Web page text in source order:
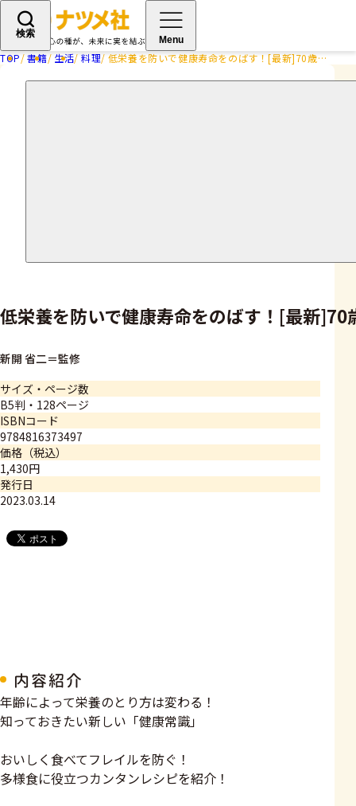
検索
Menu
TOP 書籍 生活 料理 低栄養を防いで健康寿命をのばす！[最新]70歳からの栄養の基本と食べ方のコツ
低栄養を防いで健康寿命をのばす！[最新
新開 省二＝監修
サイズ・ページ数
B5判・128ページ
ISBNコード
9784816373497
価格（税込）
1,430円
発行日
2023.03.14
内容紹介
年齢によって栄養のとり方は変わる！
知っておきたい新しい「健康常識」
おいしく食べてフレイルを防ぐ！
多様食に役立つカンタンレシピを紹介！